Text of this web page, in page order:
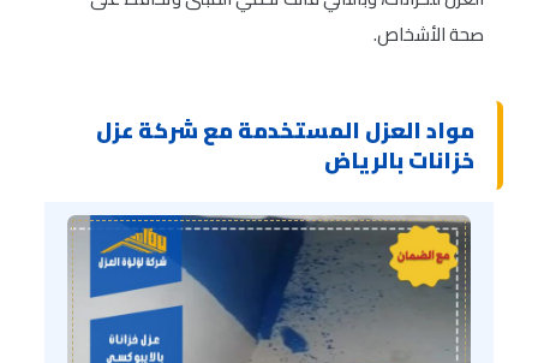
صحة الأشخاص.
مواد العزل المستخدمة مع شركة عزل
خزانات بالرياض